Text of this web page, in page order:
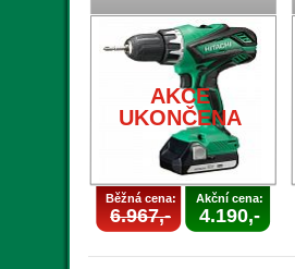
AKCE
UKONČENA
Běžná cena:
6.967,-
Akční cena:
4.190,-